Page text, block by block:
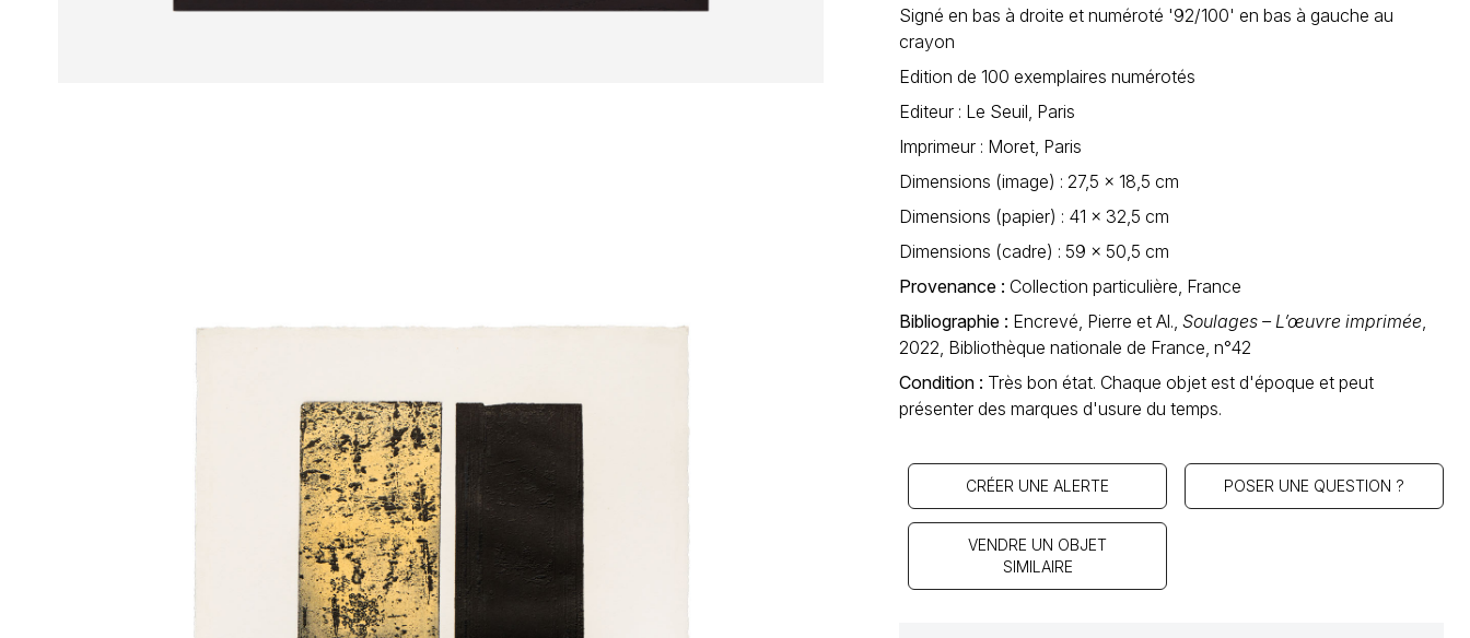
Signé en bas à droite et numéroté '92/100' en bas à gauche au
crayon
Edition de 100 exemplaires numérotés
Editeur : Le Seuil, Paris
Imprimeur : Moret, Paris
Dimensions (image) : 27,5 x 18,5 cm
Dimensions (papier) : 41 x 32,5 cm
Dimensions (cadre) : 59 x 50,5 cm
Provenance : Collection particulière, France
Bibliographie : Encrevé, Pierre et Al.,Soulages – L’œuvre imprimée,
2022, Bibliothèque nationale de France, n°42
Condition : Très bon état. Chaque objet est d'époque et peut
présenter des marques d'usure du temps.
CRÉER UNE ALERTE POSER UNE QUESTION ?
VENDRE UN OBJET
SIMILAIRE